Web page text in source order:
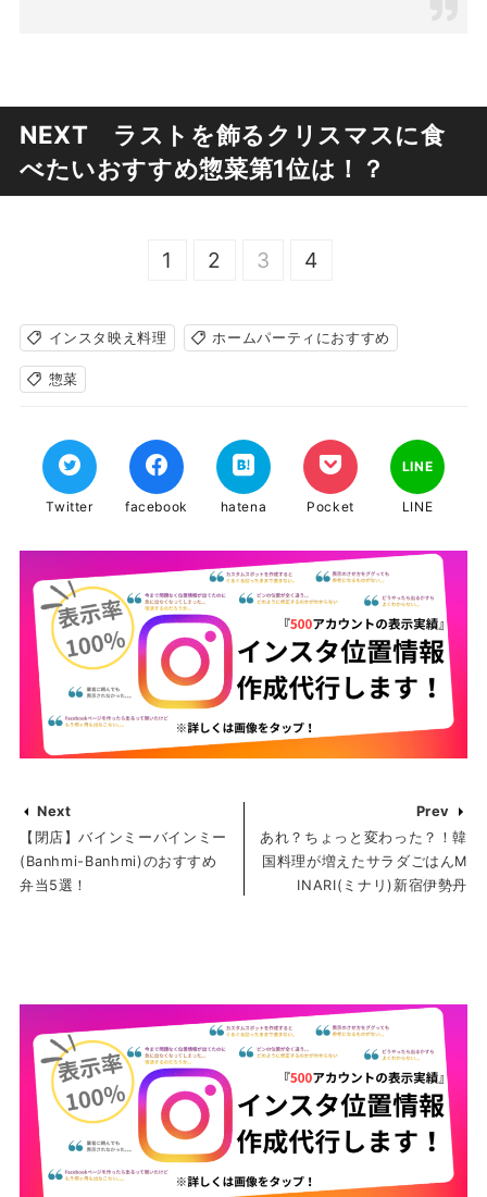
NEXT ラストを飾るクリスマスに食
べたいおすすめ惣菜第1位は！？
1 2 3 4
インスタ映え料理 ホームパーティにおすすめ
惣菜
Twitter facebook hatena Pocket
LINE
LINE
Next
【閉店】バインミーバインミー
(Banhmi-Banhmi)のおすすめ
弁当5選！
Prev
あれ？ちょっと変わった？！韓
国料理が増えたサラダごはんM
INARI(ミナリ)新宿伊勢丹